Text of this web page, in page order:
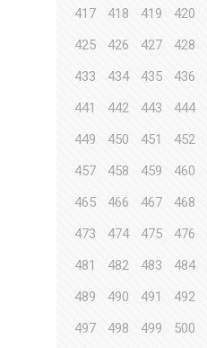
417
418 419 420
425
426 427 428
433
434 435 436
441
442 443 444
449
450 451 452
457
458 459 460
465
466 467 468
473
474 475 476
481
482 483 484
489
490 491 492
497
498 499 500